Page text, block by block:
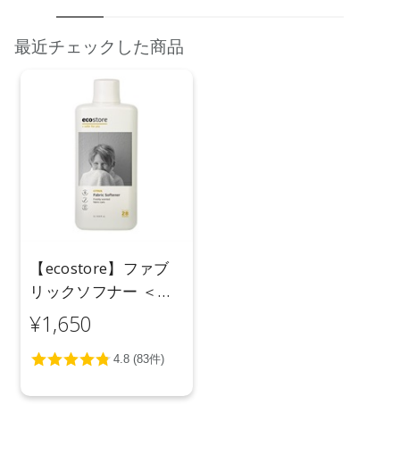
最近チェックした商品
【ecostore】ファブ
リックソフナー ＜シ
トラス＞ 1L
¥1,650